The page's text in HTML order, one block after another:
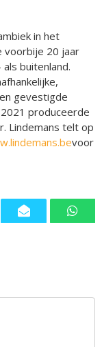
in het
voorbije 20 jaar
buitenland.
gevestigde
produceerde
Lindemans telt op
voor